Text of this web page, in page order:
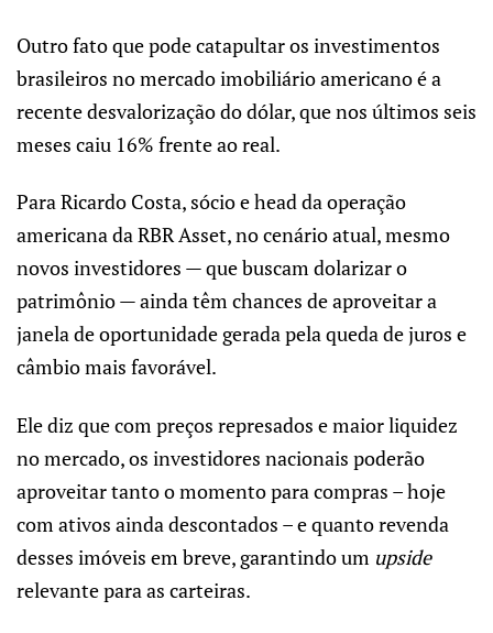
Outro fato que pode catapultar os investimentos
brasileiros no mercado imobiliário americano é a
recente desvalorização do dólar, que nos últimos seis
meses caiu 16% frente ao real.
Para Ricardo Costa, sócio e head da operação
americana da RBR Asset, no cenário atual, mesmo
novos investidores — que buscam dolarizar o
patrimônio — ainda têm chances de aproveitar a
janela de oportunidade gerada pela queda de juros e
câmbio mais favorável.
Ele diz que com preços represados e maior liquidez
no mercado, os investidores nacionais poderão
aproveitar tanto o momento para compras – hoje
com ativos ainda descontados – e quanto revenda
desses imóveis em breve, garantindo um upside
relevante para as carteiras.